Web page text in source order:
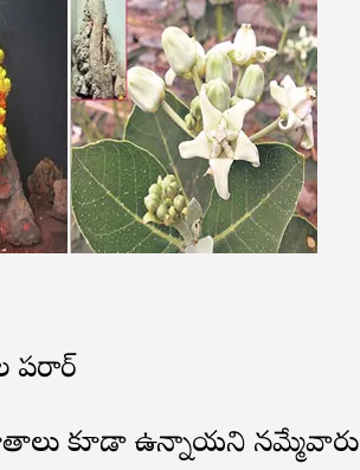
పరార్
కూడా ఉన్నాయని నమ్మేవారు